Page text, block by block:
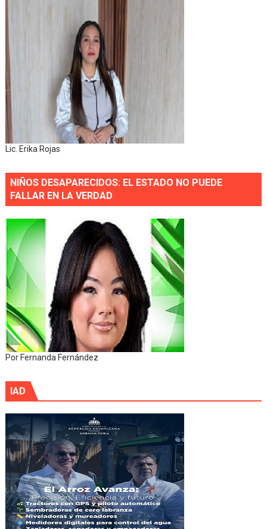
Lic. Erika Rojas
NIÑOS DESAPARECIDOS: EL ESTADO NO PUEDE
FALLAR EN LA VERDAD
Por Fernanda Fernández
IAD